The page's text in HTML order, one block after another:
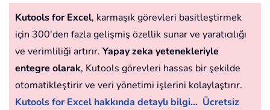
Kutools for Excel, karmaşık görevleri basitleştirmek
için 300'den fazla gelişmiş özellik sunar ve yaratıcılığı
ve verimliliği artırır. Yapay zeka yetenekleriyle
entegre olarak, Kutools görevleri hassas bir şekilde
otomatikleştirir ve veri yönetimi işlerini kolaylaştırır.
Kutools for Excel hakkında detaylı bilgi... Ücretsiz